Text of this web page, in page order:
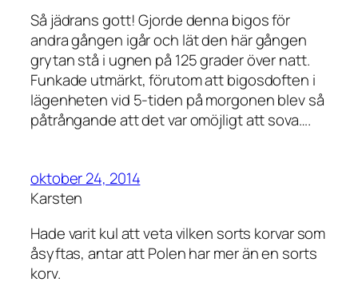
Så jädrans gott! Gjorde denna bigos för
andra gången igår och lät den här gången
grytan stå i ugnen på 125 grader över natt.
Funkade utmärkt, förutom att bigosdoften i
lägenheten vid 5-tiden på morgonen blev så
påtrångande att det var omöjligt att sova….
oktober 24, 2014
Karsten
Hade varit kul att veta vilken sorts korvar som
åsyftas, antar att Polen har mer än en sorts
korv.